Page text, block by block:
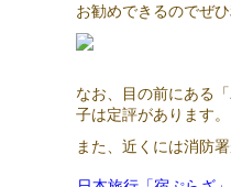
お勧めできるのでぜ
なお、目の前にある
子は定評があります。
また、近くには消防